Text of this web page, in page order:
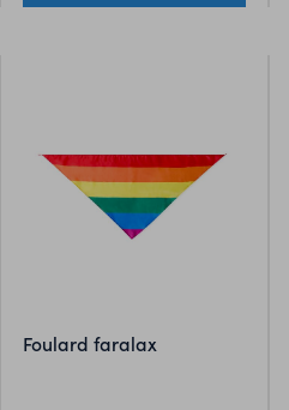
foulard faralax